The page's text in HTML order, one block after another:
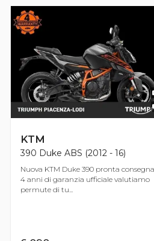
KTM
390 Duke ABS (2012 - 16)
Nuova KTM Duke 390 pronta consegna
4 anni di garanzia ufficiale valutiamo
permute di tu...